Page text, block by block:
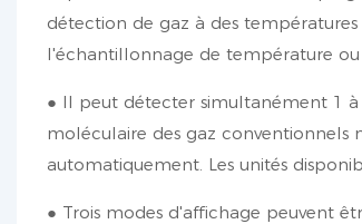
détection de gaz à des
l'échantillonnage de température
● Il peut détecter simultanément 1 à
moléculaire des gaz conventionnels
automatiquement. Les unités
● Trois modes d'affichage peuvent